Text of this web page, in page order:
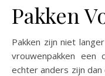
Pakken
Pakken zijn niet
vrouwenpakken een
echter anders zijn